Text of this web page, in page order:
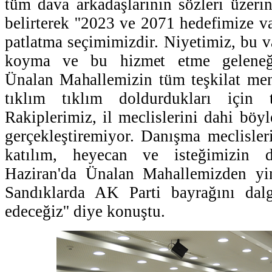
tüm dava arkadaşlarının sözleri
belirterek ''2023 ve 2071 hedefimize
patlatma seçimimizdir. Niyetimiz, bu
koyma ve bu hizmet etme
Ünalan Mahallemizin tüm teşkilat
tıklım tıklım doldurdukları için
Rakiplerimiz, il meclislerini dahi
gerçekleştiremiyor. Danışma
katılım, heyecan ve isteğimizin
Haziran'da Ünalan Mahallemizden
Sandıklarda AK Parti bayrağını
edeceğiz'' diye konuştu.